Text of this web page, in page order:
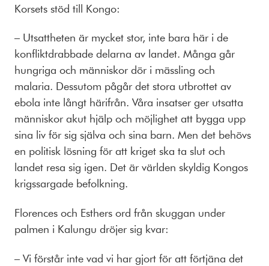
Korsets stöd till Kongo:
– Utsattheten är mycket stor, inte bara här i de
konfliktdrabbade delarna av landet. Många går
hungriga och människor dör i mässling och
malaria. Dessutom pågår det stora utbrottet av
ebola inte långt härifrån. Våra insatser ger utsatta
människor akut hjälp och möjlighet att bygga upp
sina liv för sig själva och sina barn. Men det behövs
en politisk lösning för att kriget ska ta slut och
landet resa sig igen. Det är världen skyldig Kongos
krigssargade befolkning.
Florences och Esthers ord från skuggan under
palmen i Kalungu dröjer sig kvar:
– Vi förstår inte vad vi har gjort för att förtjäna det